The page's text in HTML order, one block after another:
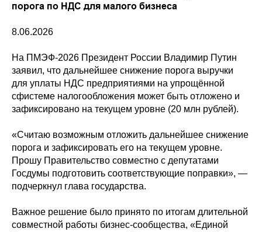
порога по НДС для малого бизнеса
8.06.2026
На ПМЭФ-2026 Президент России Владимир Путин
заявил, что дальнейшее снижение порога выручки
для уплаты НДС предприятиями на упрощённой
сфистеме налогообложения может быть отложено и
зафиксировано на текущем уровне (20 млн рублей).
«Считаю возможным отложить дальнейшее снижение
порога и зафиксировать его на текущем уровне.
Прошу Правительство совместно с депутатами
Госдумы подготовить соответствующие поправки», —
подчеркнул глава государства.
Важное решение было принято по итогам длительной
совместной работы бизнес-сообщества, «Единой